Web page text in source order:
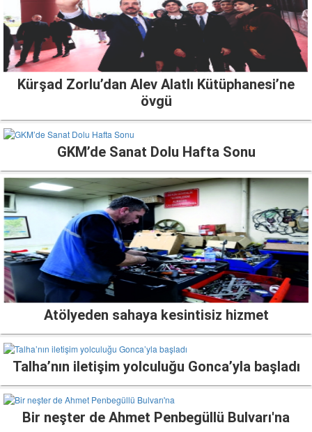
Kürşad Zorlu’dan Alev Alatlı Kütüphanesi’ne
övgü
GKM’de Sanat Dolu Hafta Sonu
Atölyeden sahaya kesintisiz hizmet
Talha’nın iletişim yolculuğu Gonca’yla başladı
Bir neşter de Ahmet Penbegüllü Bulvarı'na